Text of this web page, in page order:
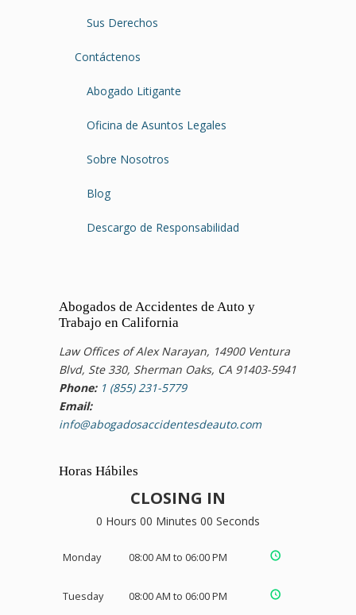
Sus Derechos
Contáctenos
Abogado Litigante
Oficina de Asuntos Legales
Sobre Nosotros
Blog
Descargo de Responsabilidad
Abogados de Accidentes de Auto y
Trabajo en California
Law Offices of Alex Narayan, 14900 Ventura
Blvd, Ste 330, Sherman Oaks, CA 91403-5941
Phone: 1 (855) 231-5779
Email:
info@abogadosaccidentesdeauto.com
Horas Hábiles
CLOSING IN
0 Hours 00 Minutes 00 Seconds
Monday 08:00 AM to 06:00 PM
Tuesday 08:00 AM to 06:00 PM